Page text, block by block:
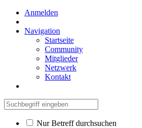
Anmelden
Navigation
Startseite
Community
Mitglieder
Netzwerk
Kontakt
Nur Betreff durchsuchen